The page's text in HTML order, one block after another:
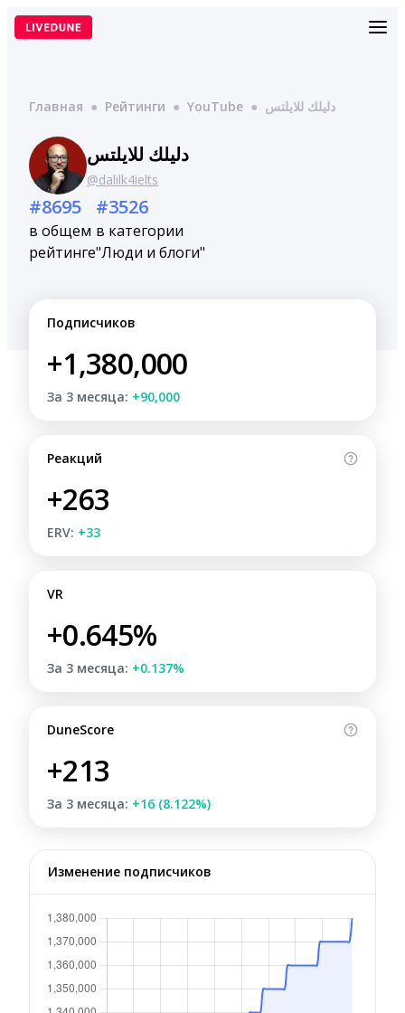
Перейти
Главная ● Рейтинги ● YouTube ● دليلك للايلتس
دليلك للايلتس
@dalilk4ielts
#8695
в общем
рейтинге
#3526
в категории
"Люди и блоги"
Подписчиков
+1,380,000
За 3 месяца: +90,000
Реакций
+263
ERV: +33
VR
+0.645%
За 3 месяца: +0.137%
DuneScore
+213
За 3 месяца: +16 (8.122%)
Изменение подписчиков